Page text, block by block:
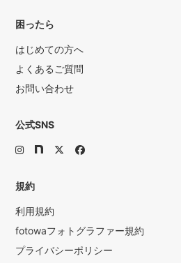
困ったら
はじめての方へ
よくあるご質問
お問い合わせ
公式SNS
規約
利用規約
fotowaフォトグラファー規約
プライバシーポリシー